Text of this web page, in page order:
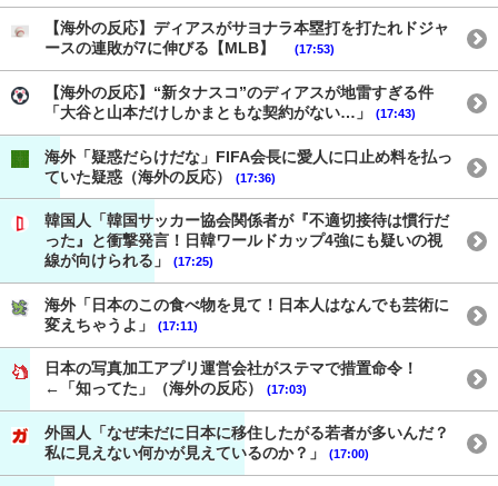
【海外の反応】ディアスがサヨナラ本塁打を打たれドジャ
ースの連敗が7に伸びる【MLB】
(17:53)
【海外の反応】“新タナスコ”のディアスが地雷すぎる件
「大谷と山本だけしかまともな契約がない…」
(17:43)
海外「疑惑だらけだな」FIFA会長に愛人に口止め料を払っ
ていた疑惑（海外の反応）
(17:36)
韓国人「韓国サッカー協会関係者が『不適切接待は慣行だ
った』と衝撃発言！日韓ワールドカップ4強にも疑いの視
線が向けられる」
(17:25)
海外「日本のこの食べ物を見て！日本人はなんでも芸術に
変えちゃうよ」
(17:11)
日本の写真加工アプリ運営会社がステマで措置命令！
←「知ってた」（海外の反応）
(17:03)
外国人「なぜ未だに日本に移住したがる若者が多いんだ？
私に見えない何かが見えているのか？」
(17:00)